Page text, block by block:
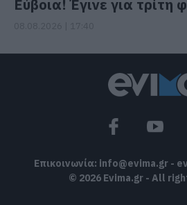
Εύβοια! Έγινε για
Επικοινωνία: info@evima.gr -
© 2026 Evima.gr - All